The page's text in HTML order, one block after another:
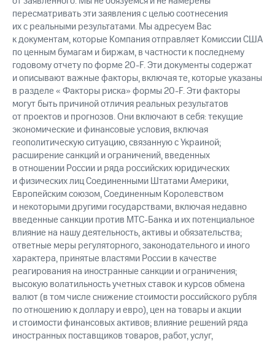
пересматривать эти заявления с целью соотнесения
их с реальными результатами. Мы адресуем Вас
к документам, которые Компания отправляет Комиссии США
по ценным бумагам и биржам, в частности к последнему
годовому отчету по форме 20-F. Эти документы содержат
и описывают важные факторы, включая те, которые указаны
в разделе « Факторы риска» формы 20-F. Эти факторы
могут быть причиной отличия реальных результатов
от проектов и прогнозов. Они включают в себя: текущие
экономические и финансовые условия, включая
геополитическую ситуацию, связанную с Украиной;
расширение санкций и ограничений, введенных
в отношении России и ряда российских юридических
и физических лиц Соединенными Штатами Америки,
Европейским союзом, Соединенным Королевством
и некоторыми другими государствами, включая недавно
введенные санкции против МТС-Банка и их потенциальное
влияние на нашу деятельность, активы и обязательства;
ответные меры регуляторного, законодательного и иного
характера, принятые властями России в качестве
реагирования на иностранные санкции и ограничения;
высокую волатильность учетных ставок и курсов обмена
валют (в том числе снижение стоимости российского рубля
по отношению к доллару и евро), цен на товары и акции
и стоимости финансовых активов; влияние решений ряда
иностранных поставщиков товаров, работ, услуг,